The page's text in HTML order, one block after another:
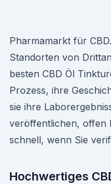
Pharmamarkt für
Standorten von
besten CBD Öl
Prozess, ihre
sie ihre
veröffentlichen, offen
schnell, wenn Sie
Hochwertiges